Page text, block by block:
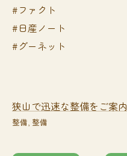
#ファクト
#日産ノート
#グーネット
狭山で迅速な整備をご案内
整備 整備